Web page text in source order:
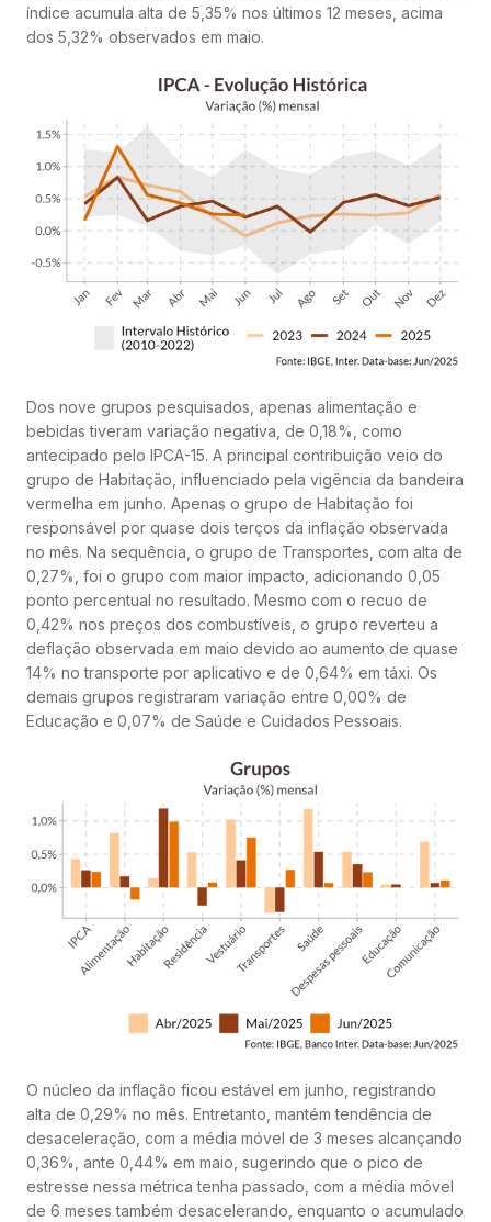
índice acumula alta de 5,35% nos últimos 12 meses, acima
dos 5,32% observados em maio.
Dos nove grupos pesquisados, apenas alimentação e
bebidas tiveram variação negativa, de 0,18%, como
antecipado pelo IPCA-15. A principal contribuição veio do
grupo de Habitação, influenciado pela vigência da bandeira
vermelha em junho. Apenas o grupo de Habitação foi
responsável por quase dois terços da inflação observada
no mês. Na sequência, o grupo de Transportes, com alta de
0,27%, foi o grupo com maior impacto, adicionando 0,05
ponto percentual no resultado. Mesmo com o recuo de
0,42% nos preços dos combustíveis, o grupo reverteu a
deflação observada em maio devido ao aumento de quase
14% no transporte por aplicativo e de 0,64% em táxi. Os
demais grupos registraram variação entre 0,00% de
Educação e 0,07% de Saúde e Cuidados Pessoais.
O núcleo da inflação ficou estável em junho, registrando
alta de 0,29% no mês. Entretanto, mantém tendência de
desaceleração, com a média móvel de 3 meses alcançando
0,36%, ante 0,44% em maio, sugerindo que o pico de
estresse nessa métrica tenha passado, com a média móvel
de 6 meses também desacelerando, enquanto o acumulado